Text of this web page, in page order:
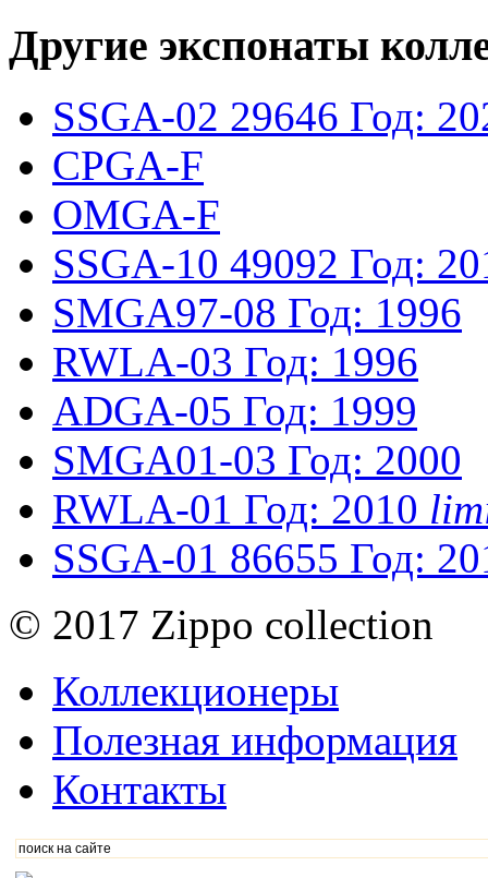
Другие экспонаты
SSGA-02 29646 Год:
CPGA-F
OMGA-F
SSGA-10 49092 Год:
SMGA97-08 Год: 1996
RWLA-03 Год: 1996
ADGA-05 Год: 1999
SMGA01-03 Год: 2000
RWLA-01 Год: 2010
SSGA-01 86655 Год:
© 2017 Zippo collection
Коллекционеры
Полезная информация
Контакты